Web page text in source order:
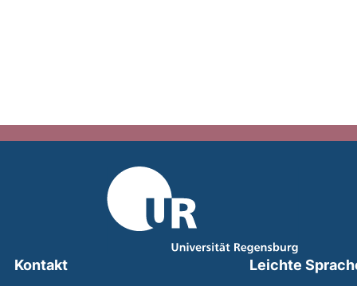
Kontakt
Leichte